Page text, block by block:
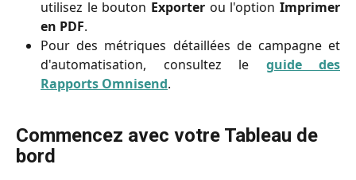
utilisez le bouton Exporter ou l'option Imprimer
en PDF.
Pour des métriques détaillées de campagne et
d'automatisation, consultez le guide des
Rapports Omnisend.
Commencez avec votre Tableau de
bord